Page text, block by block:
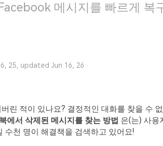
메시지를 빠르게 복
25, updated Jun 16, 26
린 적이 있나요? 결정적인 대화를 찾을 수
에서 삭제된 메시지를 찾는 방법 은(는) 사용
수천 명이 해결책을 검색하고 있어요!